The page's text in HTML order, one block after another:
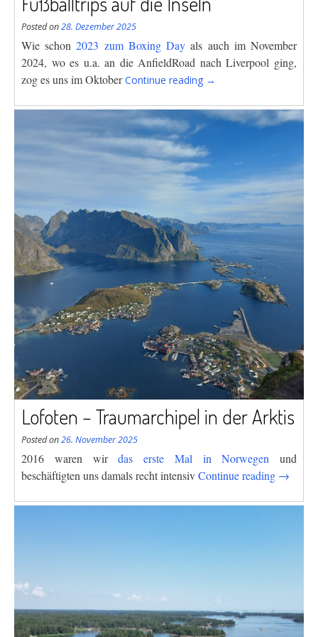
Posted on28. Dezember 2025
Wie schon2023 zum Boxing Day als auch im November
2024, wo es u.a. an die AnfieldRoad nach Liverpool ging,
zoges uns im OktoberContinue reading
“Fußballtrips
die
Inseln”
→
Lofoten – Traumarchipel in der Arktis
Posted on26. November 2025
2016 waren wirdas erste Mal in Norwegen und
beschäftigten uns damals recht intensivContinue reading “Lofoten
→